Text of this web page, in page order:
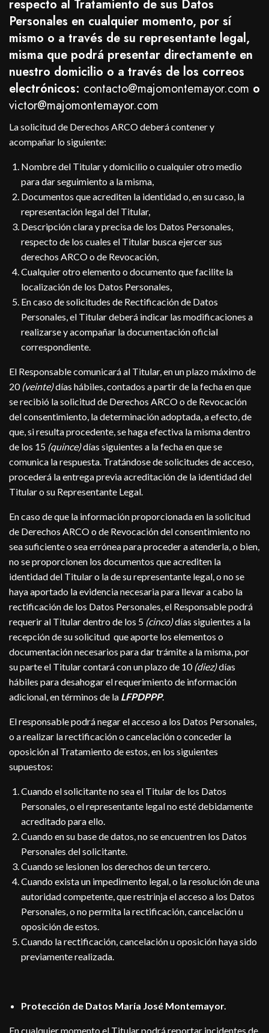
respecto al Tratamiento de sus Datos
Personales en cualquier momento, por sí
mismo o a través de su representante legal,
misma que podrá presentar directamente en
nuestro domicilio o a través de los correos
electrónicos: contacto@majomontemayor.com o
victor@majomontemayor.com
La solicitud de Derechos ARCO deberá contener y
acompañar lo siguiente:
Nombre del Titular y domicilio o cualquier otro medio
para dar seguimiento a la misma,
Documentos que acrediten la identidad o, en su caso, la
representación legal del Titular,
Descripción clara y precisa de los Datos Personales,
respecto de los cuales el Titular busca ejercer sus
derechos ARCO o de Revocación,
Cualquier otro elemento o documento que facilite la
localización de los Datos Personales,
En caso de solicitudes de Rectificación de Datos
Personales, el Titular deberá indicar las modificaciones a
realizarse y acompañar la documentación oficial
correspondiente.
El Responsable comunicará al Titular, en un plazo máximo de
20 (veinte)días hábiles, contados a partir de la fecha en que
se recibió la solicitud de Derechos ARCO o de Revocación
del consentimiento, la determinación adoptada, a efecto, de
que, si resulta procedente, se haga efectiva la misma dentro
de los 15 (quince)días siguientes a la fecha en que se
comunica la respuesta. Tratándose de solicitudes de acceso,
procederá la entrega previa acreditación de la identidad del
Titular o su Representante Legal.
En caso de que la información proporcionada en la solicitud
de Derechos ARCO o de Revocación del consentimiento no
sea suficiente o sea errónea para proceder a atenderla, o bien,
no se proporcionen los documentos que acrediten la
identidad del Titular o la de su representante legal, o no se
haya aportado la evidencia necesaria para llevar a cabo la
rectificación de los Datos Personales, el Responsable podrá
requerir al Titular dentro de los 5 (cinco)días siguientes a la
recepción de su solicitud que aporte los elementos o
documentación necesarios para dar trámite a la misma, por
su parte el Titular contará con un plazo de 10 (diez)días
hábiles para desahogar el requerimiento de información
adicional, en términos de la LFPDPPP.
El responsable podrá negar el acceso a los Datos Personales,
o a realizar la rectificación o cancelación o conceder la
oposición al Tratamiento de estos, en los siguientes
supuestos:
Cuando el solicitante no sea el Titular de los Datos
Personales, o el representante legal no esté debidamente
acreditado para ello.
Cuando en su base de datos, no se encuentren los Datos
Personales del solicitante.
Cuando se lesionen los derechos de un tercero.
Cuando exista un impedimento legal, o la resolución de una
autoridad competente, que restrinja el acceso a los Datos
Personales, o no permita la rectificación, cancelación u
oposición de estos.
Cuando la rectificación, cancelación u oposición haya sido
previamente realizada.
Protección de Datos María José Montemayor.
En cualquier momento el Titular podrá reportar incidentes de